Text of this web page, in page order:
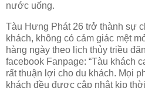
nước uống.
Tàu Hưng Phát 26 trở thành sự
khách, không có cảm giác mệt
hàng ngày theo lịch thủy triều
facebook Fanpage: “Tàu khách
rất thuận lợi cho du khách. Mọi
khách đều được cập nhật kịp